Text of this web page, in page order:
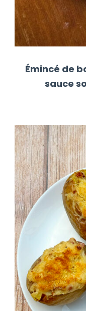
Émincé de
sauce